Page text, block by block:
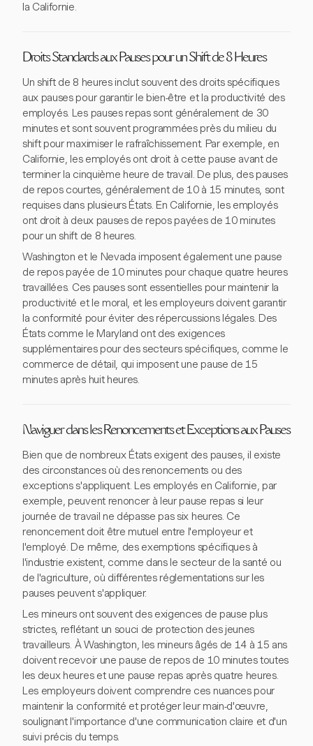
la Californie.
Droits Standards aux Pauses pour un Shift de 8 Heures
Un shift de 8 heures inclut souvent des droits spécifiques
aux pauses pour garantir le bien-être et la productivité des
employés. Les pauses repas sont généralement de 30
minutes et sont souvent programmées près du milieu du
shift pour maximiser le rafraîchissement. Par exemple, en
Californie, les employés ont droit à cette pause avant de
terminer la cinquième heure de travail. De plus, des pauses
de repos courtes, généralement de 10 à 15 minutes, sont
requises dans plusieurs États. En Californie, les employés
ont droit à deux pauses de repos payées de 10 minutes
pour un shift de 8 heures.
Washington et le Nevada imposent également une pause
de repos payée de 10 minutes pour chaque quatre heures
travaillées. Ces pauses sont essentielles pour maintenir la
productivité et le moral, et les employeurs doivent garantir
la conformité pour éviter des répercussions légales. Des
États comme le Maryland ont des exigences
supplémentaires pour des secteurs spécifiques, comme le
commerce de détail, qui imposent une pause de 15
minutes après huit heures.
Naviguer dans les Renoncements et Exceptions aux Pauses
Bien que de nombreux États exigent des pauses, il existe
des circonstances où des renoncements ou des
exceptions s'appliquent. Les employés en Californie, par
exemple, peuvent renoncer à leur pause repas si leur
journée de travail ne dépasse pas six heures. Ce
renoncement doit être mutuel entre l'employeur et
l'employé. De même, des exemptions spécifiques à
l'industrie existent, comme dans le secteur de la santé ou
de l'agriculture, où différentes réglementations sur les
pauses peuvent s'appliquer.
Les mineurs ont souvent des exigences de pause plus
strictes, reflétant un souci de protection des jeunes
travailleurs. À Washington, les mineurs âgés de 14 à 15 ans
doivent recevoir une pause de repos de 10 minutes toutes
les deux heures et une pause repas après quatre heures.
Les employeurs doivent comprendre ces nuances pour
maintenir la conformité et protéger leur main-d'œuvre,
soulignant l'importance d'une communication claire et d'un
suivi précis du temps.